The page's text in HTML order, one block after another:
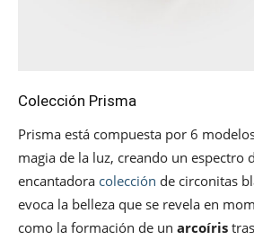
Colección Prisma
Prisma está compuesta por 6
magia de la luz, creando un espectro
encantadora colección de circonitas
evoca la belleza que se revela en
como la formación de un arcoíris